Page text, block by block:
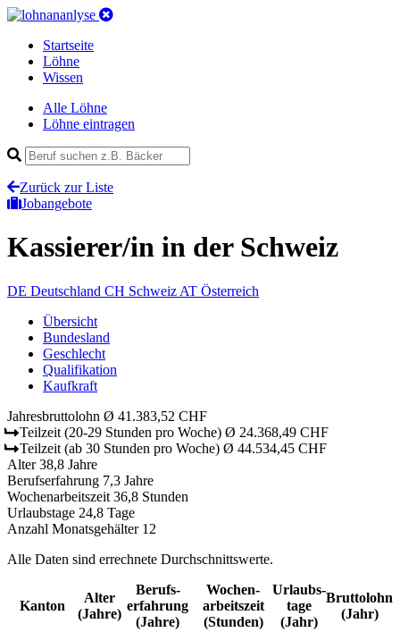
Startseite
Löhne
Wissen
Alle Löhne
Löhne eintragen
Zurück zur Liste
Jobangebote
Kassierer/in in der Schweiz
DE Deutschland CH Schweiz AT Österreich
Übersicht
Bundesland
Geschlecht
Qualifikation
Kaufkraft
Jahresbruttolohn Ø 41.383,52 CHF
Teilzeit (20-29 Stunden pro Woche) Ø 24.368,49 CHF
Teilzeit (ab 30 Stunden pro Woche) Ø 44.534,45 CHF
Alter 38,8 Jahre
Berufserfahrung 7,3 Jahre
Wochenarbeitszeit 36,8 Stunden
Urlaubstage 24,8 Tage
Anzahl Monatsgehälter 12
Alle Daten sind errechnete Durchschnittswerte.
Kanton
Alter
(Jahre)
Berufs­
erfahrung
(Jahre)
Wochen­
arbeitszeit
(Stunden)
Urlaubs­
tage
(Jahr)
Bruttolohn
(Jahr)